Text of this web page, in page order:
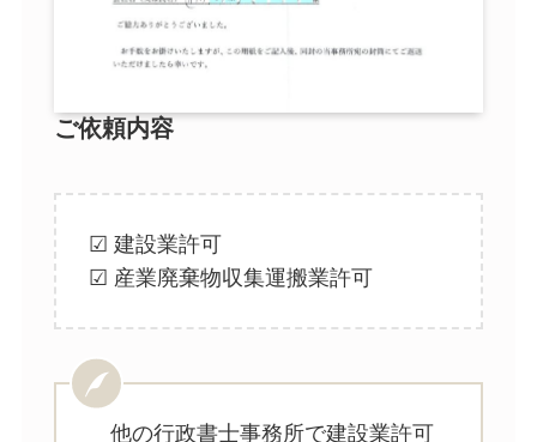
ご依頼内容
☑ 建設業許可
☑ 産業廃棄物収集運搬業許可
他の行政書士事務所で建設業許可